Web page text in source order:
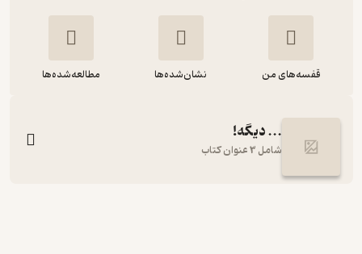
قفسه‌های من نشان‌شده‌ها مطالعه‌شده‌ها
... دیگه!
شامل 3 عنوان کتاب